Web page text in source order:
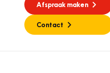
Afspraak maken
Contact